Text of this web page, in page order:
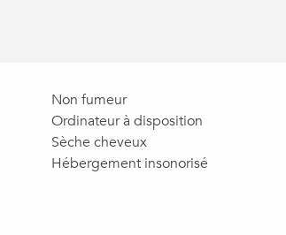
Non fumeur
Ordinateur à disposition
Sèche cheveux
Hébergement insonorisé